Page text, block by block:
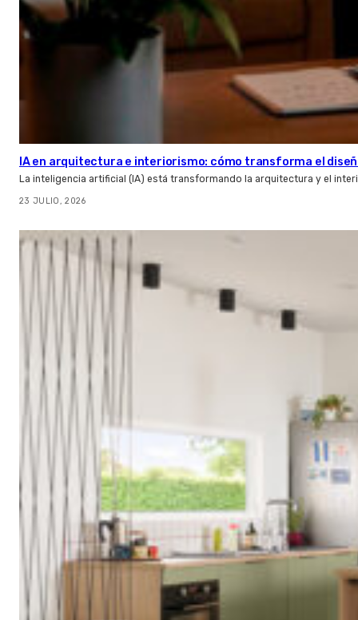
IA en arquitectura e interiorismo: cómo transforma el
La inteligencia artificial (IA) está transformando la arquitectura y el
23 JULIO, 2026